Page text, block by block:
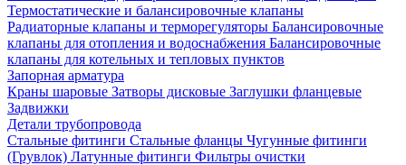
Термостатические и балансировочные клапаны
Радиаторные клапаны и терморегуляторы Балансировочные
клапаны для отопления и водоснабжения Балансировочные
клапаны для котельных и тепловых пунктов
Запорная арматура
Краны шаровые Затворы дисковые Заглушки фланцевые
Задвижки
Детали трубопровода
Стальные фитинги Стальные фланцы Чугунные фитинги
(Грувлок) Латунные фитинги Фильтры очистки